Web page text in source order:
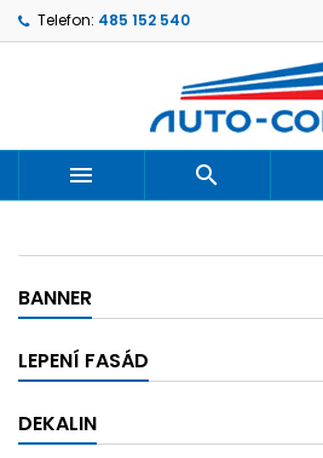
Telefon: 485 152 540
 
BANNER
LEPENÍ FASÁD
DEKALIN